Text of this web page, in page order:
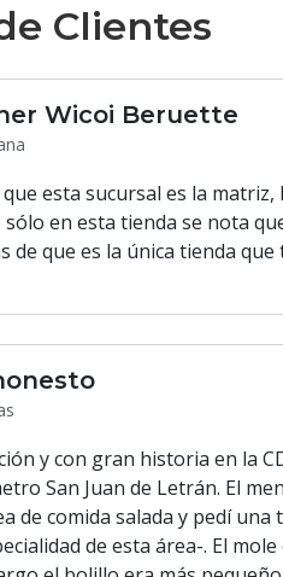
Clientes
Wicoi Beruette
esta sucursal es la
en esta tienda se nota
de que es la única tienda
y con gran historia en la
San Juan de Letrán. El
de comida salada y pedí
de esta área-. El